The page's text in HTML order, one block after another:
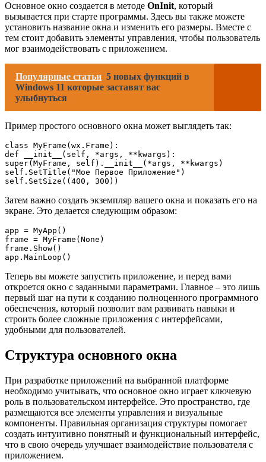
Основное окно создается в методе OnInit, который
вызывается при старте программы. Здесь вы также можете
установить название окна и изменить его размеры. Вместе с
тем стоит добавить элементы управления, чтобы пользователь
мог взаимодействовать с приложением.
Популярные статьи 5 новых функций в
Windows 11 которые заставят вас
улыбнуться
Пример простого основного окна может выглядеть так:
class MyFrame(wx.Frame):
def __init__(self, *args, **kwargs):
super(MyFrame, self).__init__(*args, **kwargs)
self.SetTitle("Мое Первое Приложение")
self.SetSize((400, 300))
Затем важно создать экземпляр вашего окна и показать его на
экране. Это делается следующим образом:
app = MyApp()
frame = MyFrame(None)
frame.Show()
app.MainLoop()
Теперь вы можете запустить приложение, и перед вами
откроется окно с заданными параметрами. Главное – это лишь
первый шаг на пути к созданию полноценного программного
обеспечения, который позволит вам развивать навыки и
строить более сложные приложения с интерфейсами,
удобными для пользователей.
Структура основного окна
При разработке приложений на выбранной платформе
необходимо учитывать, что основное окно играет ключевую
роль в пользовательском интерфейсе. Это пространство, где
размещаются все элементы управления и визуальные
компоненты. Правильная организация структуры помогает
создать интуитивно понятный и функциональный интерфейс,
что в свою очередь улучшает взаимодействие пользователя с
приложением.